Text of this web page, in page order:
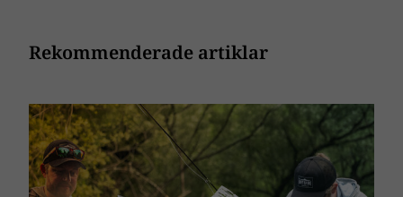
Rekommenderade artiklar